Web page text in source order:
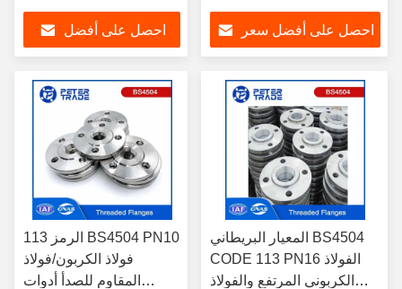
الرفيعة في تطبيقات
الضغط العالي
احصل على أفضل
الأنابيب ذات الخيوط DN 10 -
DN 2000 للصناعة الكيميائية
احصل على أفضل سعر
الرمز 113 BS4504 PN10
فولاذ الكربون/فولاذ
المقاوم للصدأ أدوات
المعيار البريطاني BS4504
CODE 113 PN16 الفولاذ
الكربوني المرتفع والفولاذ